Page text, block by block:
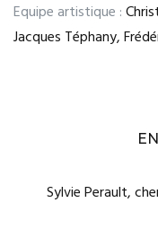
Equipe artistique :
Jacques Téphany,
Sylvie Perault,